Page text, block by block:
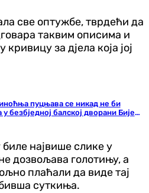
све оптужбе, тврдећи да
таквим описима и
за дјела која јој
пуцњава се никад не би
безбједној балској дворани Бијеле
највише слике у
дозвољава голотињу, а
плаћали да виде тај
суткиња.